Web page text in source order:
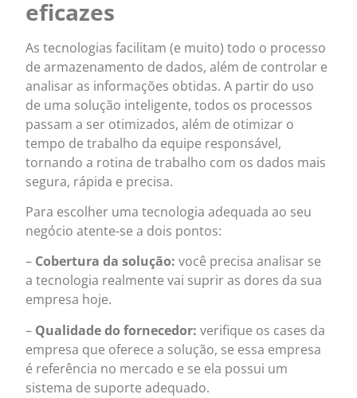
eficazes
As tecnologias facilitam (e muito) todo o processo
de armazenamento de dados, além de controlar e
analisar as informações obtidas. A partir do uso
de uma solução inteligente, todos os processos
passam a ser otimizados, além de otimizar o
tempo de trabalho da equipe responsável,
tornando a rotina de trabalho com os dados mais
segura, rápida e precisa.
Para escolher uma tecnologia adequada ao seu
negócio atente-se a dois pontos:
– Cobertura da solução: você precisa analisar se
a tecnologia realmente vai suprir as dores da sua
empresa hoje.
– Qualidade do fornecedor: verifique os cases da
empresa que oferece a solução, se essa empresa
é referência no mercado e se ela possui um
sistema de suporte adequado.